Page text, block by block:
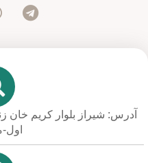
آدرس: شیراز بلوار کریم خان